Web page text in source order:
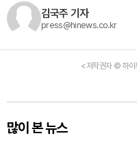
김국주 기자
press@hinews.co.kr
<저작권자 © 하이
많이 본 뉴스